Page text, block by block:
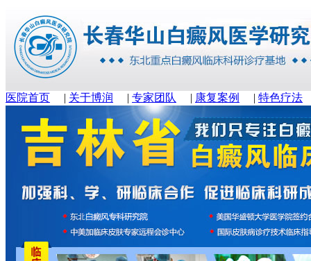
医院首页 | 关于博润 | 专家团队 | 康复案例 | 特色疗法